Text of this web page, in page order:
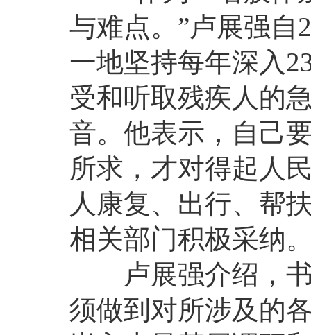
与难点。”卢展强自
一地坚持每年深入
受和听取残疾人的
音。他表示，自己
所求，才对得起人
人康复、出行、帮
相关部门积极采纳
卢展强介绍，书
须做到对所涉及的